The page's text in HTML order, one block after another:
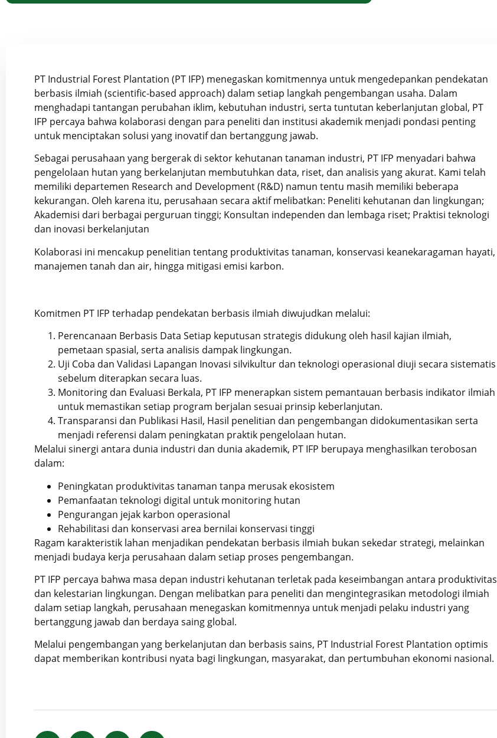
PT Industrial Forest Plantation (PT IFP) menegaskan komitmennya untuk mengedepankan pendekatan
berbasis ilmiah (scientific-based approach) dalam setiap langkah pengembangan usaha. Dalam
menghadapi tantangan perubahan iklim, kebutuhan industri, serta tuntutan keberlanjutan global, PT
IFP percaya bahwa kolaborasi dengan para peneliti dan institusi akademik menjadi pondasi penting
untuk menciptakan solusi yang inovatif dan bertanggung jawab.
Sebagai perusahaan yang bergerak di sektor kehutanan tanaman industri, PT IFP menyadari bahwa
pengelolaan hutan yang berkelanjutan membutuhkan data, riset, dan analisis yang akurat. Kami telah
memiliki departemen Research and Development (R&D) namun tentu masih memiliki beberapa
kekurangan. Oleh karena itu, perusahaan secara aktif melibatkan: Peneliti kehutanan dan lingkungan;
Akademisi dari berbagai perguruan tinggi; Konsultan independen dan lembaga riset; Praktisi teknologi
dan inovasi berkelanjutan
Kolaborasi ini mencakup penelitian tentang produktivitas tanaman, konservasi keanekaragaman hayati,
manajemen tanah dan air, hingga mitigasi emisi karbon.
Komitmen PT IFP terhadap pendekatan berbasis ilmiah diwujudkan melalui:
Perencanaan Berbasis Data Setiap keputusan strategis didukung oleh hasil kajian ilmiah,
pemetaan spasial, serta analisis dampak lingkungan.
Uji Coba dan Validasi Lapangan Inovasi silvikultur dan teknologi operasional diuji secara sistematis
sebelum diterapkan secara luas.
Monitoring dan Evaluasi Berkala, PT IFP menerapkan sistem pemantauan berbasis indikator ilmiah
untuk memastikan setiap program berjalan sesuai prinsip keberlanjutan.
Transparansi dan Publikasi Hasil, Hasil penelitian dan pengembangan didokumentasikan serta
menjadi referensi dalam peningkatan praktik pengelolaan hutan.
Melalui sinergi antara dunia industri dan dunia akademik, PT IFP berupaya menghasilkan terobosan
dalam:
Peningkatan produktivitas tanaman tanpa merusak ekosistem
Pemanfaatan teknologi digital untuk monitoring hutan
Pengurangan jejak karbon operasional
Rehabilitasi dan konservasi area bernilai konservasi tinggi
Ragam karakteristik lahan menjadikan pendekatan berbasis ilmiah bukan sekedar strategi, melainkan
menjadi budaya kerja perusahaan dalam setiap proses pengembangan.
PT IFP percaya bahwa masa depan industri kehutanan terletak pada keseimbangan antara produktivitas
dan kelestarian lingkungan. Dengan melibatkan para peneliti dan mengintegrasikan metodologi ilmiah
dalam setiap langkah, perusahaan menegaskan komitmennya untuk menjadi pelaku industri yang
bertanggung jawab dan berdaya saing global.
Melalui pengembangan yang berkelanjutan dan berbasis sains, PT Industrial Forest Plantation optimis
dapat memberikan kontribusi nyata bagi lingkungan, masyarakat, dan pertumbuhan ekonomi nasional.